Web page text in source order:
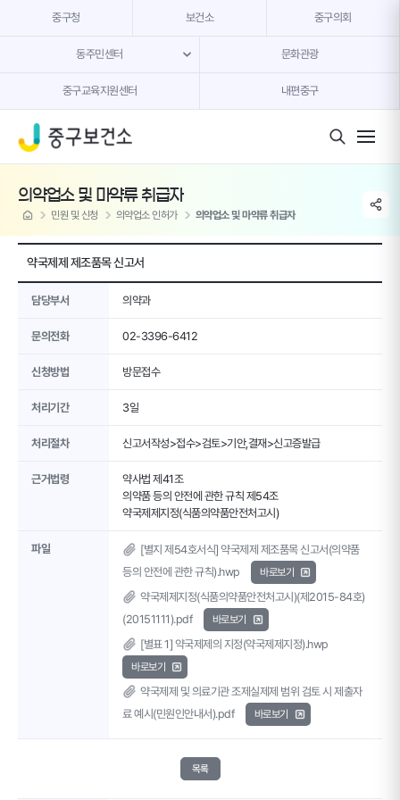
중구청 보건소 중구의회
동주민센터 문화관광
중구교육지원센터 내편중구
의약업소 및 마약류 취급자
home 민원 및 신청 의약업소 인허가 의약업소 및 마약류 취급자
share
약국제제 제조품목 신고서
담당부서 의약과
문의전화 02-3396-6412
신청방법 방문접수
처리기간 3일
처리절차 신고서작성>접수>검토>기안,결재>신고증발급
근거법령
약사법 제41조
의약품 등의 안전에 관한 규칙 제54조
약국제제지정(식품의약품안전처고시)
파일
[별지 제54호서식] 약국제제 제조품목 신고서(의약품
등의 안전에 관한 규칙).hwp
바로보기
약국제제지정(식품의약품안전처고시)(제2015-84호)
(20151111).pdf
바로보기
[별표 1] 약국제제의 지정(약국제제지정).hwp
바로보기
약국제제 및 의료기관 조제실제제 범위 검토 시 제출자
료 예시(민원인안내서).pdf
바로보기
목록